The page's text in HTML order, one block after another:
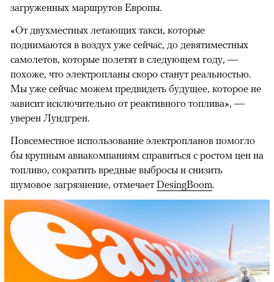
загруженных маршрутов Европы.
«От двухместных летающих такси, которые
поднимаются в воздух уже сейчас, до девятиместных
самолетов, которые полетят в следующем году, —
похоже, что электропланы скоро станут реальностью.
Мы уже сейчас можем предвидеть будущее, которое не
зависит исключительно от реактивного топлива», —
уверен Лундгрен.
Повсеместное использование электропланов помогло
бы крупным авиакомпаниям справиться с ростом цен на
топливо, сократить вредные выбросы и снизить
шумовое загрязнение, отмечает DesingBoom.